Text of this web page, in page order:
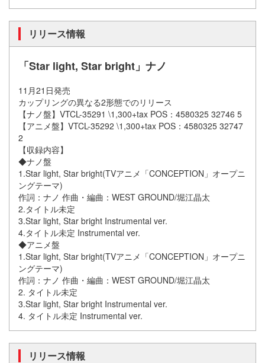
リリース情報
「Star light, Star bright」ナノ
11月21日発売
カップリングの異なる2形態でのリリース
【ナノ盤】VTCL-35291 \1,300+tax POS：4580325 32746 5
【アニメ盤】VTCL-35292 \1,300+tax POS：4580325 32747
2
【収録内容】
◆ナノ盤
1.Star light, Star bright(TVアニメ「CONCEPTION」オープニ
ングテーマ)
作詞：ナノ 作曲・編曲：WEST GROUND/堀江晶太
2.タイトル未定
3.Star light, Star bright Instrumental ver.
4.タイトル未定 Instrumental ver.
◆アニメ盤
1.Star light, Star bright(TVアニメ「CONCEPTION」オープニ
ングテーマ)
作詞：ナノ 作曲・編曲：WEST GROUND/堀江晶太
2. タイトル未定
3.Star light, Star bright Instrumental ver.
4. タイトル未定 Instrumental ver.
リリース情報